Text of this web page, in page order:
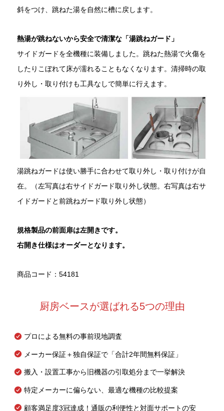
斜をつけ、跳ねた湯を自然に槽に戻します。
熱湯が跳ねないから安全で清潔な「湯跳ねガード」
サイドガードを全機種に装備しました。跳ねた熱湯で火傷を
したりこぼれて床が濡れることもなくなります。清掃時の取
り外し・取り付けも工具なしで簡単に行えます。
湯跳ねガードは使い勝手に合わせて取り外し・取り付けが自
在。（左写真は右サイドガード取り外し状態。右写真は右サ
イドガードと前跳ねガード取り外し状態）
規格製品の前面扉は左開きです。
右開き仕様はオーダーとなります。
商品コード：54181
厨房ベースが選ばれる5つの理由
プロによる無料の事前現地調査
メーカー保証＋独自保証で「合計2年間無料保証」
搬入・設置工事から旧機器の引取処分まで一挙解決
特定メーカーに偏らない、最適な機種の比較提案
顧客満足度3冠達成！通販の利便性と対面サポートの安